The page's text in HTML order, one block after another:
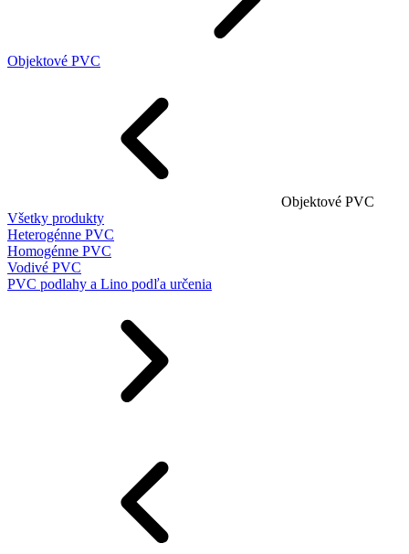
Objektové PVC
Objektové PVC
Všetky produkty
Heterogénne PVC
Homogénne PVC
Vodivé PVC
PVC podlahy a Lino podľa určenia